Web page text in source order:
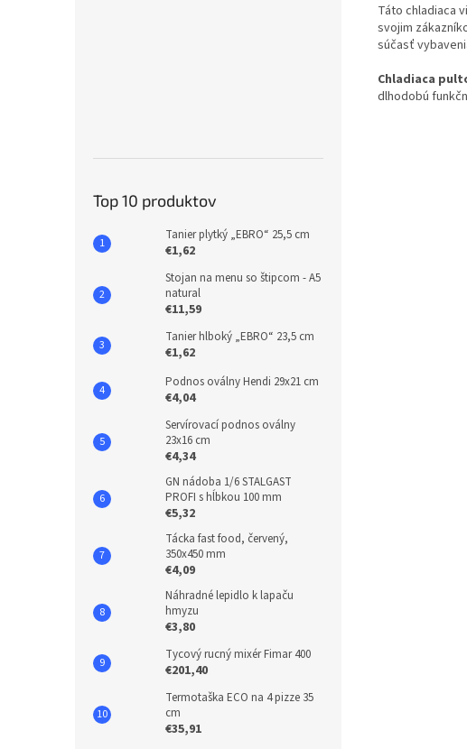
Top 10 produktov
Tanier plytký „EBRO“ 25,5 cm
€1,62
Stojan na menu so štipcom - A5
natural
€11,59
Tanier hlboký „EBRO“ 23,5 cm
€1,62
Podnos oválny Hendi 29x21 cm
€4,04
Servírovací podnos oválny
23x16 cm
€4,34
GN nádoba 1/6 STALGAST
PROFI s hĺbkou 100 mm
€5,32
Tácka fast food, červený,
350x450 mm
€4,09
Náhradné lepidlo k lapaču
hmyzu
€3,80
Tycový rucný mixér Fimar 400
€201,40
Termotaška ECO na 4 pizze 35
cm
€35,91
Táto chladiaca
svojim
súčasť
Chladiaca
dlhodobú